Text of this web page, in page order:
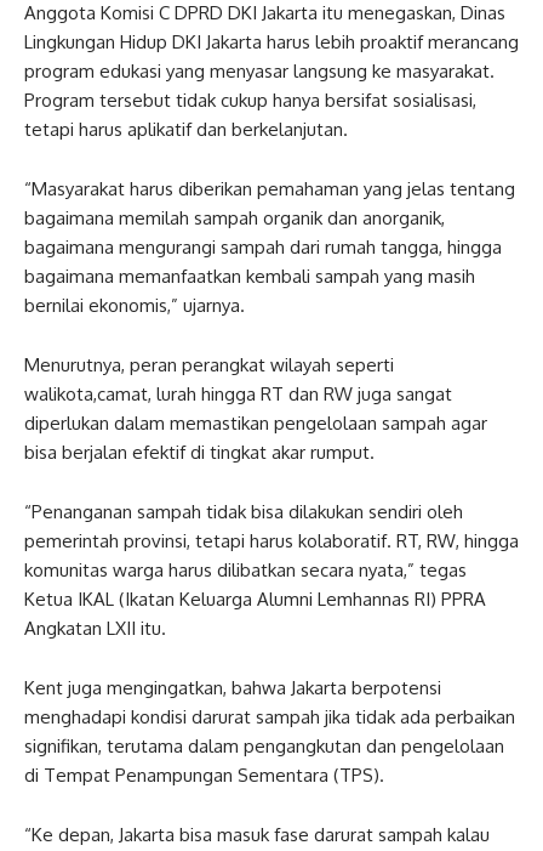
Anggota Komisi C DPRD DKI Jakarta itu menegaskan, Dinas
Lingkungan Hidup DKI Jakarta harus lebih proaktif merancang
program edukasi yang menyasar langsung ke masyarakat.
Program tersebut tidak cukup hanya bersifat sosialisasi,
tetapi harus aplikatif dan berkelanjutan.
“Masyarakat harus diberikan pemahaman yang jelas tentang
bagaimana memilah sampah organik dan anorganik,
bagaimana mengurangi sampah dari rumah tangga, hingga
bagaimana memanfaatkan kembali sampah yang masih
bernilai ekonomis,” ujarnya.
Menurutnya, peran perangkat wilayah seperti
walikota,camat, lurah hingga RT dan RW juga sangat
diperlukan dalam memastikan pengelolaan sampah agar
bisa berjalan efektif di tingkat akar rumput.
“Penanganan sampah tidak bisa dilakukan sendiri oleh
pemerintah provinsi, tetapi harus kolaboratif. RT, RW, hingga
komunitas warga harus dilibatkan secara nyata,” tegas
Ketua IKAL (Ikatan Keluarga Alumni Lemhannas RI) PPRA
Angkatan LXII itu.
Kent juga mengingatkan, bahwa Jakarta berpotensi
menghadapi kondisi darurat sampah jika tidak ada perbaikan
signifikan, terutama dalam pengangkutan dan pengelolaan
di Tempat Penampungan Sementara (TPS).
“Ke depan, Jakarta bisa masuk fase darurat sampah kalau